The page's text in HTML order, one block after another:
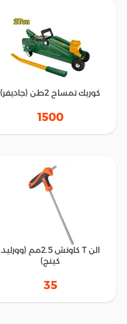
كوريك تمساح 2طن (جاديفر)
1500
الن T كاوتش 2.5مم (وورليد
كينج)
35